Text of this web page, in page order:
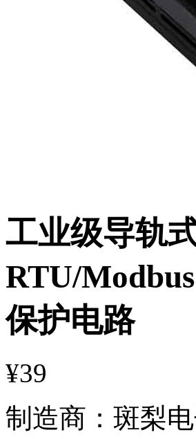
工业级导轨
RTU/
保护电路
¥39
制造商： 斑梨